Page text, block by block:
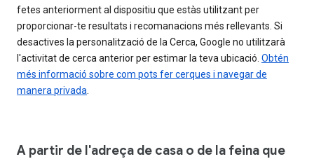
fetes anteriorment al dispositiu que estàs utilitzant per
proporcionar-te resultats i recomanacions més rellevants. Si
desactives la personalització de la Cerca, Google no utilitzarà
l'activitat de cerca anterior per estimar la teva ubicació. Obtén
més informació sobre com pots fer cerques i navegar de
manera privada
A partir de l'adreça de casa o de la feina que